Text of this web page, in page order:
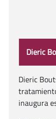
Dieric
Dieric
inaugura